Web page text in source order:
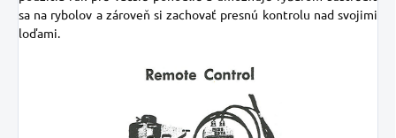
sa na rybolov a zároveň si zachovať presnú kontrolu nad svojimi
loďami.